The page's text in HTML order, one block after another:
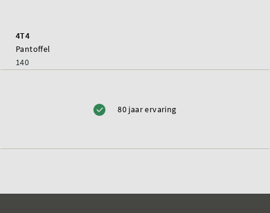
4T4
Pantoffel
140
80 jaar ervaring